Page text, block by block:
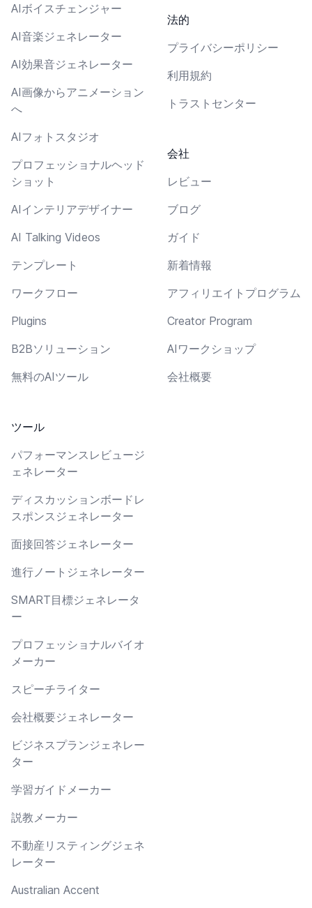
AIボイスチェンジャー
AI音楽ジェネレーター
AI効果音ジェネレーター
AI画像からアニメーション
へ
AIフォトスタジオ
プロフェッショナルヘッド
ショット
AIインテリアデザイナー
AI Talking Videos
テンプレート
ワークフロー
Plugins
B2Bソリューション
無料のAIツール
ツール
パフォーマンスレビュージ
ェネレーター
ディスカッションボードレ
スポンスジェネレーター
面接回答ジェネレーター
進行ノートジェネレーター
SMART目標ジェネレータ
ー
プロフェッショナルバイオ
メーカー
スピーチライター
会社概要ジェネレーター
ビジネスプランジェネレー
ター
学習ガイドメーカー
説教メーカー
不動産リスティングジェネ
レーター
Australian Accent
法的
プライバシーポリシー
利用規約
トラストセンター
会社
レビュー
ブログ
ガイド
新着情報
アフィリエイトプログラム
Creator Program
AIワークショップ
会社概要